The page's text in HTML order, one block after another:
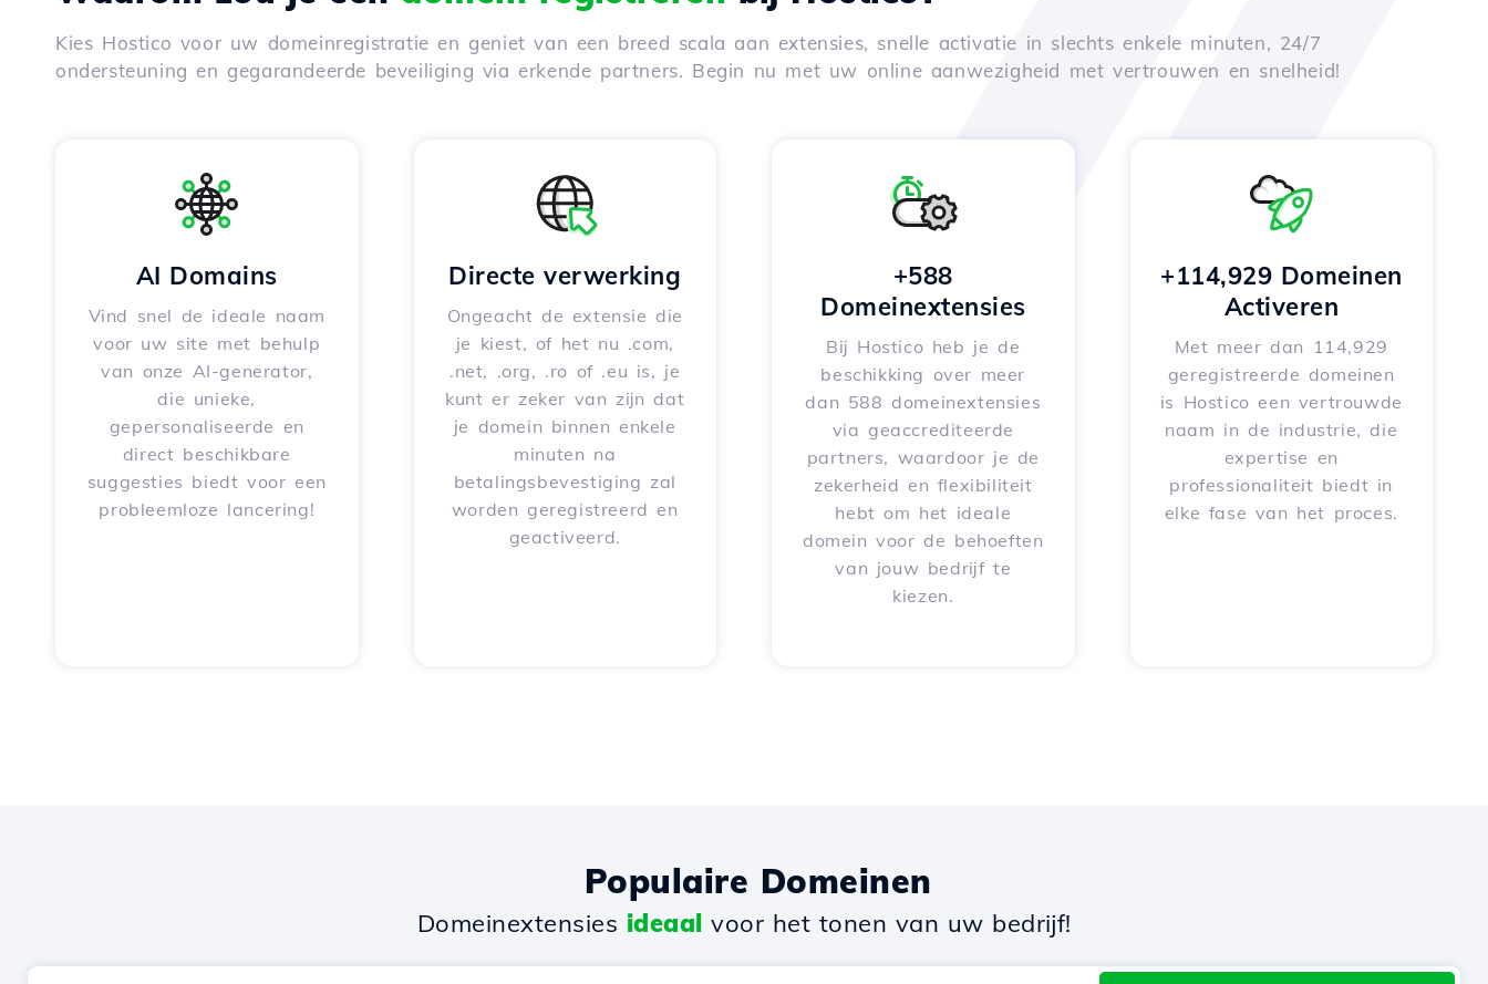
Kies Hostico voor uw domeinregistratie en geniet van een breed scala aan extensies, snelle activatie in slechts enkele minuten, 24/7
ondersteuning en gegarandeerde beveiliging via erkende partners. Begin nu met uw online aanwezigheid met vertrouwen en snelheid!
AI Domains
Vind snel de ideale naam
voor uw site met behulp
van onze AI-generator,
die unieke,
gepersonaliseerde en
direct beschikbare
suggesties biedt voor een
probleemloze lancering!
Directe verwerking
Ongeacht de extensie die
je kiest, of het nu .com,
.net, .org, .ro of .eu is, je
kunt er zeker van zijn dat
je domein binnen enkele
minuten na
betalingsbevestiging zal
worden geregistreerd en
geactiveerd.
+588
Domeinextensies
Bij Hostico heb je de
beschikking over meer
dan 588 domeinextensies
via geaccrediteerde
partners, waardoor je de
zekerheid en flexibiliteit
hebt om het ideale
domein voor de behoeften
van jouw bedrijf te
kiezen.
+114,929 Domeinen
Activeren
Met meer dan 114,929
geregistreerde domeinen
is Hostico een vertrouwde
naam in de industrie, die
expertise en
professionaliteit biedt in
elke fase van het proces.
Populaire Domeinen
Domeinextensies ideaal voor het tonen van uw bedrijf!